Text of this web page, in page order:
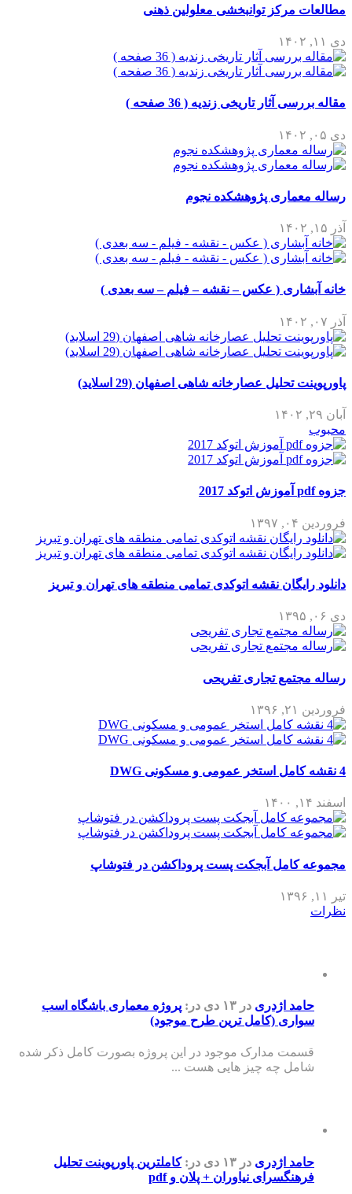
مطالعات مرکز توانبخشی معلولین ذهنی
دی ۱۱, ۱۴۰۲
مقاله بررسی آثار تاریخی زندیه ( 36 صفحه )
دی ۰۵, ۱۴۰۲
رساله معماری پژوهشکده نجوم
آذر ۱۵, ۱۴۰۲
خانه آبشاری ( عکس – نقشه – فیلم – سه بعدی )
آذر ۰۷, ۱۴۰۲
پاورپوینت تحلیل عصارخانه شاهی اصفهان (29 اسلاید)
آبان ۲۹, ۱۴۰۲
محبوب
جزوه pdf آموزش اتوکد 2017
فروردین ۰۴, ۱۳۹۷
دانلود رایگان نقشه اتوکدی تمامی منطقه های تهران و تبریز
دی ۰۶, ۱۳۹۵
رساله مجتمع تجاری تفریحی
فروردین ۲۱, ۱۳۹۶
4 نقشه کامل استخر عمومی و مسکونی DWG
اسفند ۱۴, ۱۴۰۰
مجموعه کامل آبجکت پست پروداکشن در فتوشاپ
تیر ۱۱, ۱۳۹۶
نظرات
حامد اژدری در ۱۳ دی در: پروژه معماری باشگاه اسب
سواری (کامل ترین طرح موجود)
قسمت مدارک موجود در این پروژه بصورت کامل ذکر شده
شامل چه چیز هایی هست ...
حامد اژدری در ۱۳ دی در:کاملترین پاورپوینت تحلیل
فرهنگسرای نیاوران + پلان و pdf